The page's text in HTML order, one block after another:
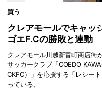
買う
クレアモールでキャ
ゴエF.Cの勝敗と連動
クレアモール川越新富町商店街
サッカークラブ「COEDO
CKFC）」を応援する「レシー
っている。